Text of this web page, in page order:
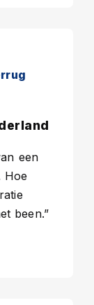
een
Hoe
been.”